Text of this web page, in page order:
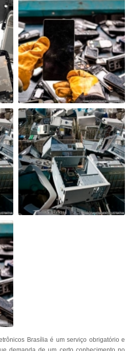
Brasília é um serviço obrigatório e